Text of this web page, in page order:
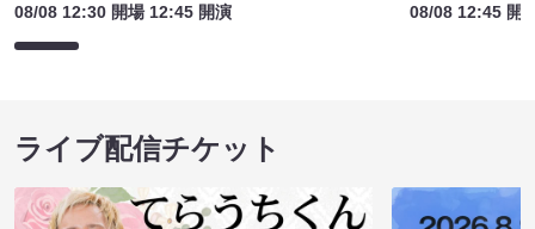
08/08 12:30 開場 12:45 開演
08/08 12:45 開
ライブ配信チケット